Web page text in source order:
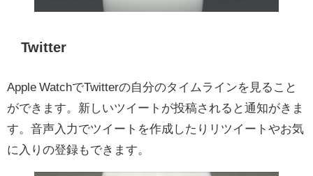
Twitter
Apple WatchでTwitterの自分のタイムラインを見ること
ができます。新しいツイートが投稿されると通知がきま
す。音声入力でツイートを作成したりリツイートやお気
に入りの登録もできます。